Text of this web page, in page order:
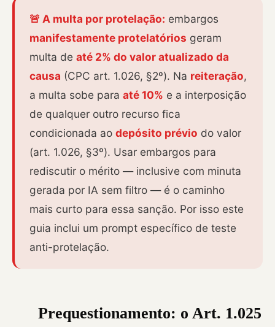
🚨 A multa por protelação: embargos
manifestamente protelatórios geram
multa de até 2% do valor atualizado da
causa (CPC art. 1.026, §2º). Na reiteração,
a multa sobe para até 10% e a interposição
de qualquer outro recurso fica
condicionada ao depósito prévio do valor
(art. 1.026, §3º). Usar embargos para
rediscutir o mérito — inclusive com minuta
gerada por IA sem filtro — é o caminho
mais curto para essa sanção. Por isso este
guia inclui um prompt específico de teste
anti-protelação.
Prequestionamento: o Art. 1.025